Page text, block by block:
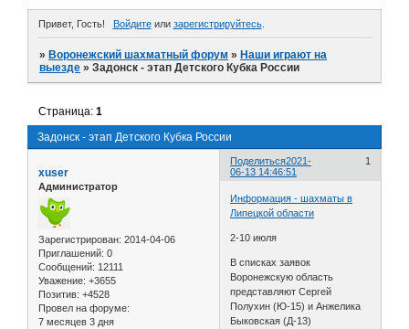
Привет, Гость! Войдитеили зарегистрируйтесь.
»Воронежский шахматный форум »Наши играют на
выезде »Задонск - этап Детского Кубка России
Задонск - этап Детского Кубка России
Страница:1
Поделиться 1
2021-
06-13 14:46:51
xuser
Администратор
Зарегистрирован: 2014-04-06
Приглашений: 0
Сообщений: 12111
Уважение: +3655
Позитив: +4528
Провел на форуме:
7 месяцев 3 дня
Информация - шахматы в
Липецкой области
2-10 июля
В списках заявок
Воронежскую область
представляют Сергей
Полухин (Ю-15) и Анжелика
Быковская (Д-13)